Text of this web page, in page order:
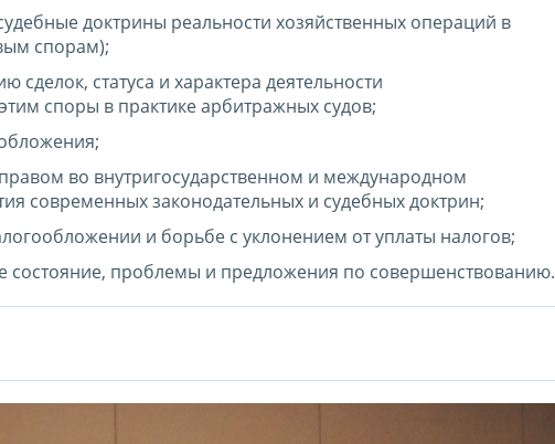
доктрины реальности хозяйственных операций в
спорам);
статуса и характера деятельности
споры в практике арбитражных судов;
во внутригосударственном и международном
современных законодательных и судебных доктрин;
и борьбе с уклонением от уплаты налогов;
состояние, проблемы и предложения по совершенствованию.